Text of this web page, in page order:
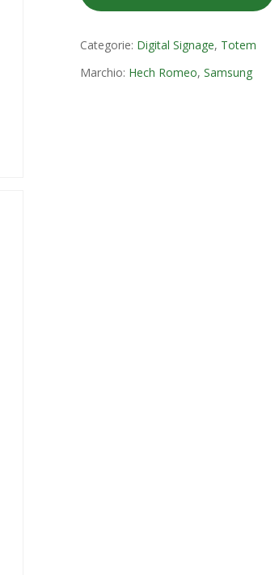
Categorie: Digital Signage, Totem
Marchio: Hech Romeo,Samsung